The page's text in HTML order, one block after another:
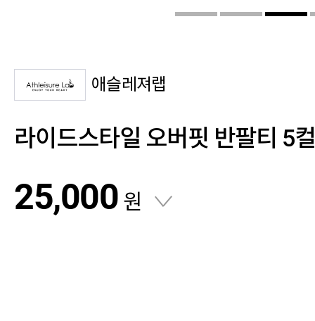
애슬레져랩
라이드스타일 오버핏 반팔티 5
25,000 원